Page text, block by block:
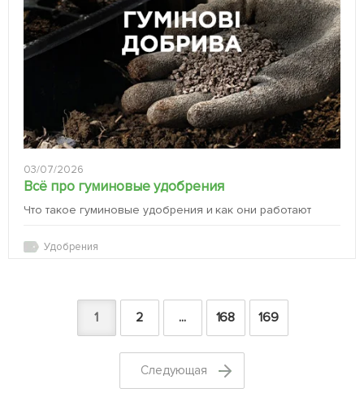
03/07/2026
Всё про гуминовые удобрения
Что такое гуминовые удобрения и как они работают
Удобрения
1 2 ... 168 169
Cледующая